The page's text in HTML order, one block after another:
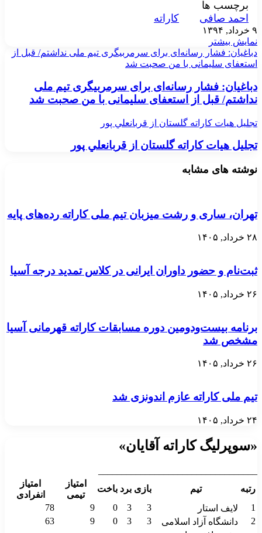
برچسب ها
احمد صافی
کاراته
۹ خرداد, ۱۳۹۴
نمایش بیشتر
دباغیان: فشار رسانه‌ای برای سرمربیگری تیم ملی نداشتم/ قبل از
استعفای سلیمانی با من صحبت شد
دباغیان: فشار رسانه‌ای برای سرمربیگری تیم ملی
نداشتم/ قبل از استعفای سلیمانی با من صحبت شد
تجليل هيات كاراته گلستان از قربانعلي پور
تجليل هيات كاراته گلستان از قربانعلي پور
نوشته های مشابه
تهران، ساری و رشت میزبان تیم ملی کاراته رده‌های پایه
۲۸ خرداد, ۱۴۰۵
ثبت‌نام و حضور داوران ایرانی در کلاس تمدید درجه آسیا
۲۶ خرداد, ۱۴۰۵
برنامه بیست‌ودومین دوره مسابقات کاراته قهرمانی آسیا
مشخص شد
۲۶ خرداد, ۱۴۰۵
تیم ملی کاراته عازم اندونزی شد
۲۴ خرداد, ۱۴۰۵
«سوپرلیگ کاراته آقایان»
رتبه
تیم بازی برد باخت
امتیاز
تیمی
امتیاز
انفرادی
1
لایف استار 3
3
0
9
78
2
دانشگاه آزاد اسلامی 3
3
0
9
63